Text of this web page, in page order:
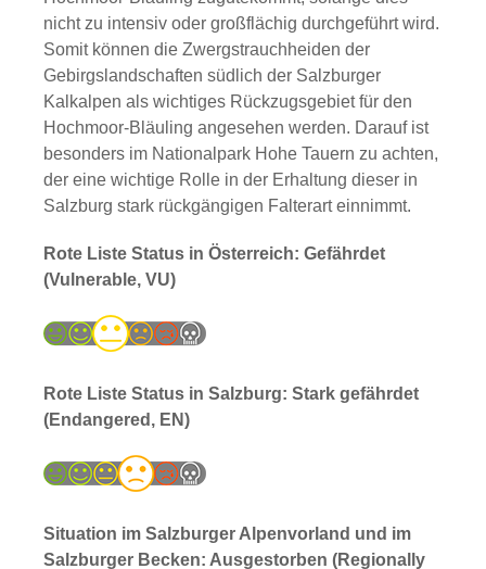
nicht zu intensiv oder großflächig durchgeführt wird.
Somit können die Zwergstrauchheiden der
Gebirgslandschaften südlich der Salzburger
Kalkalpen als wichtiges Rückzugsgebiet für den
Hochmoor-Bläuling angesehen werden. Darauf ist
besonders im Nationalpark Hohe Tauern zu achten,
der eine wichtige Rolle in der Erhaltung dieser in
Salzburg stark rückgängigen Falterart einnimmt.
Rote Liste Status in Österreich: Gefährdet
(Vulnerable, VU)
Rote Liste Status in Salzburg: Stark gefährdet
(Endangered, EN)
Situation im Salzburger Alpenvorland und im
Salzburger Becken: Ausgestorben (Regionally